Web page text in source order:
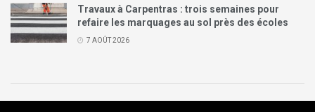
Travaux à Carpentras : trois semaines pour
refaire les marquages au sol près des écoles
7 AOÛT 2026